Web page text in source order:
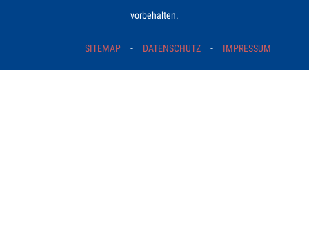
vorbehalten.
SITEMAP - DATENSCHUTZ - IMPRESSUM